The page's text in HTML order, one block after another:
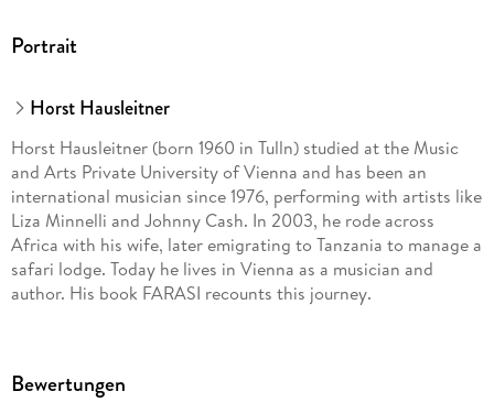
Portrait
Horst Hausleitner
Horst Hausleitner (born 1960 in Tulln) studied at the Music
and Arts Private University of Vienna and has been an
international musician since 1976, performing with artists like
Liza Minnelli and Johnny Cash. In 2003, he rode across
Africa with his wife, later emigrating to Tanzania to manage a
safari lodge. Today he lives in Vienna as a musician and
author. His book FARASI recounts this journey.
Bewertungen